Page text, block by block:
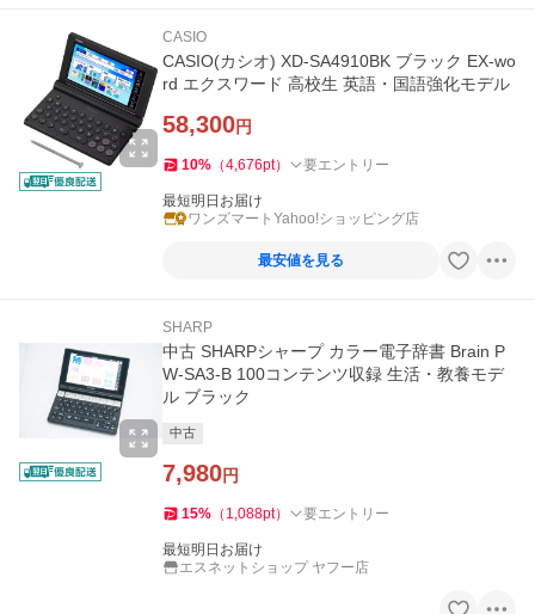
CASIO
CASIO(カシオ) XD-SA4910BK ブラック EX-wo
rd エクスワード 高校生 英語・国語強化モデル
58,300円
10% （4,676pt） 要エントリー
最短明日お届け
ワンズマートYahoo!ショッピング店
最安値を見る
SHARP
中古 SHARPシャープ カラー電子辞書 Brain P
W-SA3-B 100コンテンツ収録 生活・教養モデ
ル ブラック
中古
7,980円
15% （ 1,088pt） 要エントリー
最短明日お届け
エスネットショップ ヤフー店